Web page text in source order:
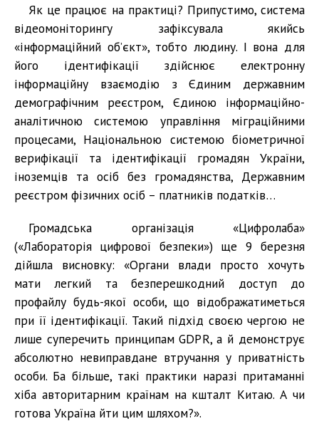
Як це працює на практиці? Припустимо, система
відеомоніторингу зафіксувала якийсь
«інформаційний об’єкт», тобто людину. І вона для
його ідентифікації здійснює електронну
інформаційну взаємодію з Єдиним державним
демографічним реєстром, Єдиною інформаційно-
аналітичною системою управління міграційними
процесами, Національною системою біометричної
верифікації та ідентифікації громадян України,
іноземців та осіб без громадянства, Державним
реєстром фізичних осіб – платників податків…
Громадська організація «Цифролаба»
(«Лабораторія цифрової безпеки») ще 9 березня
дійшла висновку: «Органи влади просто хочуть
мати легкий та безперешкодний доступ до
профайлу будь-якої особи, що відображатиметься
при її ідентифікації. Такий підхід своєю чергою не
лише суперечить принципам GDPR, а й демонструє
абсолютно невиправдане втручання у приватність
особи. Ба більше, такі практики наразі притаманні
хіба авторитарним країнам на кшталт Китаю. А чи
готова Україна йти цим шляхом?».